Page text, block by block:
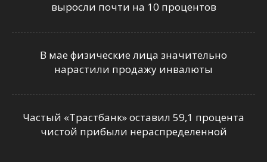
выросли почти на 10 процентов
В мае физические лица значительно
нарастили продажу инвалюты
Частый «Трастбанк» оставил 59,1 процента
чистой прибыли нераспределенной